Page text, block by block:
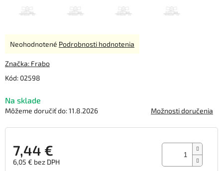
Kód: 02598
Na sklade
Môžeme doručiť do:11.8.2026 Možnosti doručenia
7,44 €
6,05 € bez DPH
Priemerné
produktu
0,0
5
hviezdičiek.
Neohodnotené Podrobnosti hodnotenia
Značka: Frabo